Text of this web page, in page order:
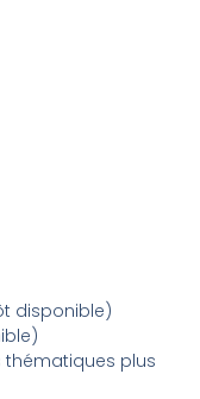
disponible)
thématiques plus